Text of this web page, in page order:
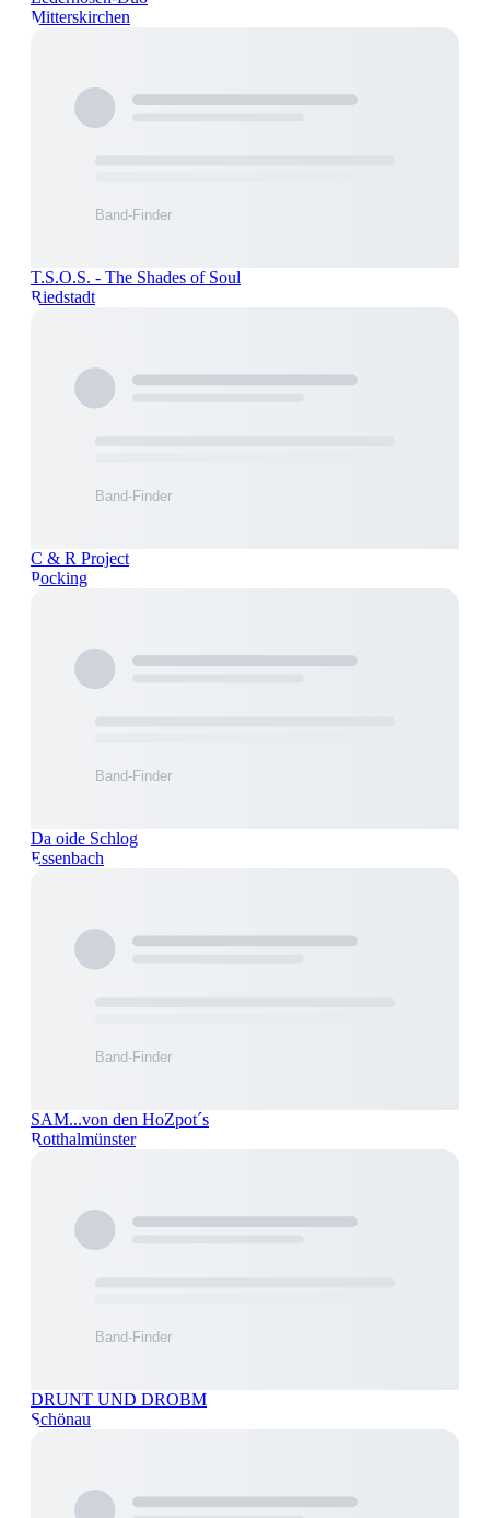
Mitterskirchen
T.S.O.S. - The Shades of Soul
Riedstadt
C & R Project
Pocking
Da oide Schlog
Essenbach
SAM...von den HoZpot´s
Rotthalmünster
DRUNT UND DROBM
Schönau